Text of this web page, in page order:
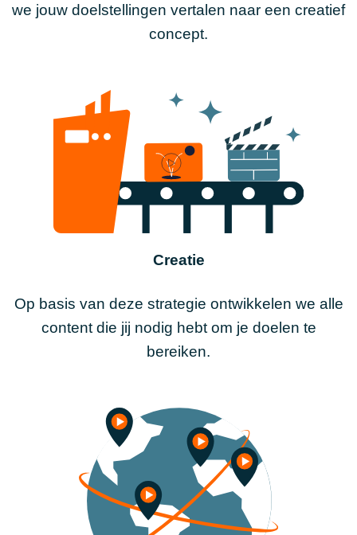
we jouw doelstellingen vertalen naar een creatief
concept.
Creatie
Op basis van deze strategie ontwikkelen we alle
content die jij nodig hebt om je doelen te
bereiken.